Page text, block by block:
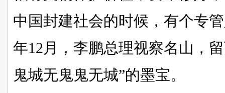
中国封建社会的时候，有个专
年12月，李鹏总理视察名山，
鬼城无鬼鬼无城”的墨宝。